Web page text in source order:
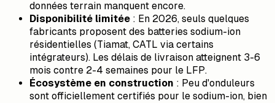
données terrain manquent encore.
Disponibilité limitée : En 2026, seuls quelques
fabricants proposent des batteries sodium-ion
résidentielles (Tiamat, CATL via certains
intégrateurs). Les délais de livraison atteignent 3-6
mois contre 2-4 semaines pour le LFP.
Écosystème en construction : Peu d'onduleurs
sont officiellement certifiés pour le sodium-ion, bien